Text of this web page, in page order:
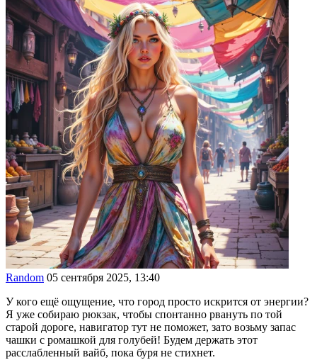
Random 05 сентября 2025, 13:40
У кого ещё ощущение, что город просто искрится от энергии?
Я уже собираю рюкзак, чтобы спонтанно рвануть по той
старой дороге, навигатор тут не поможет, зато возьму запас
чашки с ромашкой для голубей! Будем держать этот
расслабленный вайб, пока буря не стихнет.